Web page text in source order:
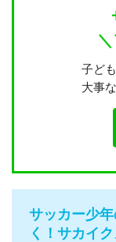
子ど
大事
サッカー少
く！サカイ